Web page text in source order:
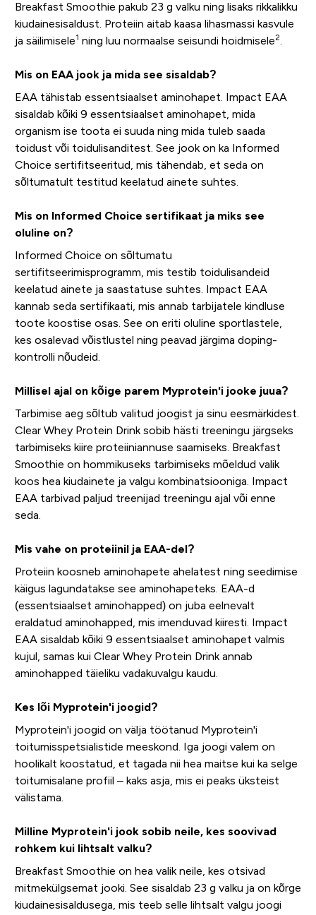
Breakfast Smoothie pakub 23 g valku ning lisaks rikkalikku
kiudainesisaldust. Proteiin aitab kaasa lihasmassi kasvule
ja säilimisele1 ning luu normaalse seisundi hoidmisele2.
Mis on EAA jook ja mida see sisaldab?
EAA tähistab essentsiaalset aminohapet. Impact EAA
sisaldab kõiki 9 essentsiaalset aminohapet, mida
organism ise toota ei suuda ning mida tuleb saada
toidust või toidulisanditest. See jook on ka Informed
Choice sertifitseeritud, mis tähendab, et seda on
sõltumatult testitud keelatud ainete suhtes.
Mis on Informed Choice sertifikaat ja miks see
oluline on?
Informed Choice on sõltumatu
sertifitseerimisprogramm, mis testib toidulisandeid
keelatud ainete ja saastatuse suhtes. Impact EAA
kannab seda sertifikaati, mis annab tarbijatele kindluse
toote koostise osas. See on eriti oluline sportlastele,
kes osalevad võistlustel ning peavad järgima doping-
kontrolli nõudeid.
Millisel ajal on kõige parem Myprotein'i jooke juua?
Tarbimise aeg sõltub valitud joogist ja sinu eesmärkidest.
Clear Whey Protein Drink sobib hästi treeningu järgseks
tarbimiseks kiire proteiiniannuse saamiseks. Breakfast
Smoothie on hommikuseks tarbimiseks mõeldud valik
koos hea kiudainete ja valgu kombinatsiooniga. Impact
EAA tarbivad paljud treenijad treeningu ajal või enne
seda.
Mis vahe on proteiinil ja EAA-del?
Proteiin koosneb aminohapete ahelatest ning seedimise
käigus lagundatakse see aminohapeteks. EAA-d
(essentsiaalset aminohapped) on juba eelnevalt
eraldatud aminohapped, mis imenduvad kiiresti. Impact
EAA sisaldab kõiki 9 essentsiaalset aminohapet valmis
kujul, samas kui Clear Whey Protein Drink annab
aminohapped täieliku vadakuvalgu kaudu.
Kes lõi Myprotein'i joogid?
Myprotein'i joogid on välja töötanud Myprotein'i
toitumisspetsialistide meeskond. Iga joogi valem on
hoolikalt koostatud, et tagada nii hea maitse kui ka selge
toitumisalane profiil – kaks asja, mis ei peaks üksteist
välistama.
Milline Myprotein'i jook sobib neile, kes soovivad
rohkem kui lihtsalt valku?
Breakfast Smoothie on hea valik neile, kes otsivad
mitmekülgsemat jooki. See sisaldab 23 g valku ja on kõrge
kiudainesisaldusega, mis teeb selle lihtsalt valgu joogi